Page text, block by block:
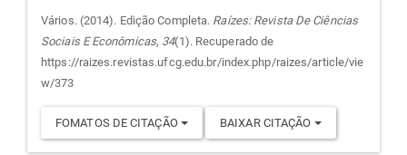
do
artigo
Vários. (2014). Edição Completa. Raízes: Revista De Ciências
Sociais E Econômicas, 34(1). Recuperado de
https://raizes.revistas.ufcg.edu.br/index.php/raizes/article/vie
w/373
FOMATOS DE CITAÇÃO BAIXAR CITAÇÃO